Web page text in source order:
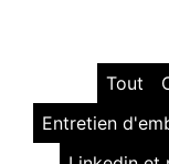
Entretien
Tout